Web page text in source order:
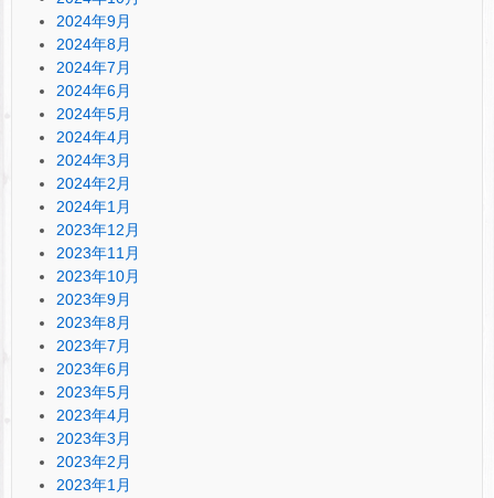
2024年9月
2024年8月
2024年7月
2024年6月
2024年5月
2024年4月
2024年3月
2024年2月
2024年1月
2023年12月
2023年11月
2023年10月
2023年9月
2023年8月
2023年7月
2023年6月
2023年5月
2023年4月
2023年3月
2023年2月
2023年1月